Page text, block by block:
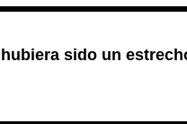
sido un